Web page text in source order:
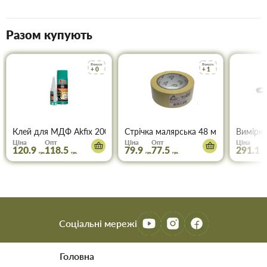
Разом купують
Бонуси
+ 0
Клей для МДФ Akfix 200 мл+50 мл
Ціна
120.9 грн.
Опт
118.5 грн.
Бонуси
+ 1
Стрічка малярська 48 мм * 50м
Ціна
79.9 грн.
Опт
77.5 грн.
Ціна
291.1
Соціальні мережі
Головна